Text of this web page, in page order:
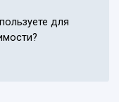
для